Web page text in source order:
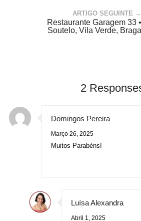
ARTIGO SEGUINTE →
Restaurante Garagem 33 •
Soutelo, Vila Verde, Braga
2
Domingos Pereira
Março 26, 2025
Muitos Parabéns!
Luísa Alexandra
Abril 1, 2025